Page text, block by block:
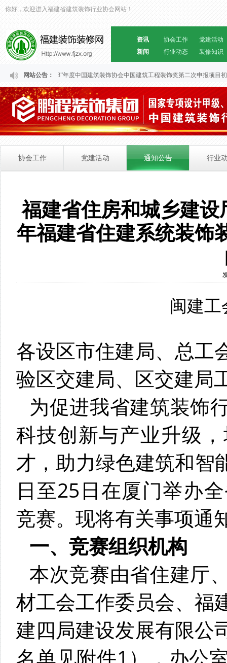
你好，欢迎进入福建省建筑装饰行业协会网站！
资讯
新闻
协会工作
党建活动
行业动态
装修知识
网站公告：
建省“2024～2028”年度中国建筑装饰协会中国建筑工程装饰奖第二次申报项目初审
协会工作 党建活动 通知公告 行业
福建省住房和城乡建
年福建省住建系统装饰
闽建
各设区市住建局、总工
验区交建局、区交建局
为促进我省建筑装饰
科技创新与产业升级
才，助力绿色建筑和智
日至25日在厦门举办
竞赛。现将有关事项通
一、竞赛组织机构
本次竞赛由省住建厅
材工会工作委员会、福
建四局建设发展有限公
名单见附件1），办公